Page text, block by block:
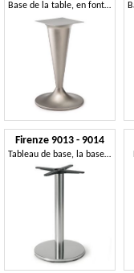
Base de la table, en fonte, colonne en forme de cône
Firenze 9013 - 9014
Tableau de base, la base et la colonne en acier, pour l'usage de contrat